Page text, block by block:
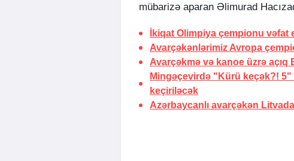
mübarizə aparan Əlimurad
İkiqat Olimpiya çempionu vəfat
Avarçəkənlərimiz Avropa
Avarçəkmə və kanoe üzrə açıq
Mingəçevirdə "Kürü keçək?! 5"
keçiriləcək
Azərbaycanlı avarçəkən